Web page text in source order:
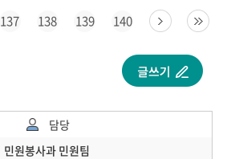
137 138 139 140
담당
민원봉사과 민원팀